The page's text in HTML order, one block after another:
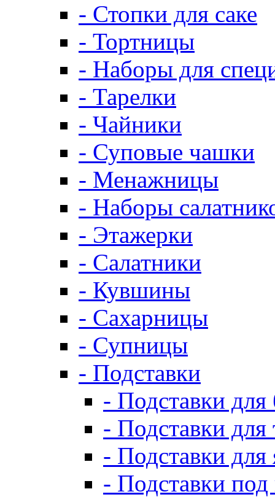
- Стопки для саке
- Тортницы
- Наборы для
- Тарелки
- Чайники
- Суповые чашки
- Менажницы
- Наборы
- Этажерки
- Салатники
- Кувшины
- Сахарницы
- Супницы
- Подставки
- Подставки
- Подставки для
- Подставки для
- Подставки